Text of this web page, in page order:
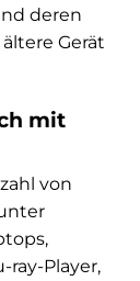
deren
Gerät
mit
von
ray-Player,